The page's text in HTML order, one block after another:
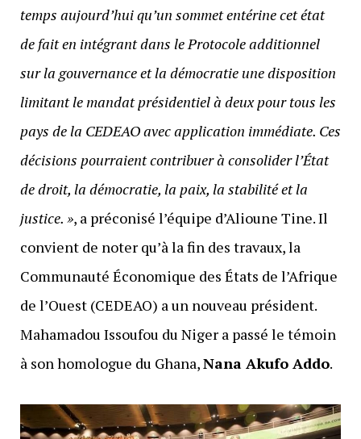
temps aujourd’hui qu’un sommet entérine cet état
de fait en intégrant dans le Protocole additionnel
sur la gouvernance et la démocratie une disposition
limitant le mandat présidentiel à deux pour tous les
pays de la CEDEAO avec application immédiate. Ces
décisions pourraient contribuer à consolider l’État
de droit, la démocratie, la paix, la stabilité et la
justice. », a préconisé l’équipe d’Alioune Tine. Il
convient de noter qu’à la fin des travaux, la
Communauté Économique des États de l’Afrique
de l’Ouest (CEDEAO) a un nouveau président.
Mahamadou Issoufou du Niger a passé le témoin
à son homologue du Ghana,Nana Akufo Addo.